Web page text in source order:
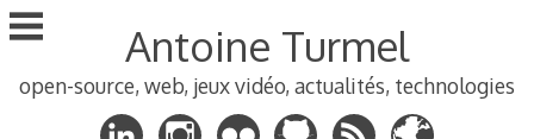
Aller
au
principal
Antoine Turmel
open-source, web, jeux vidéo, actualités, technologies